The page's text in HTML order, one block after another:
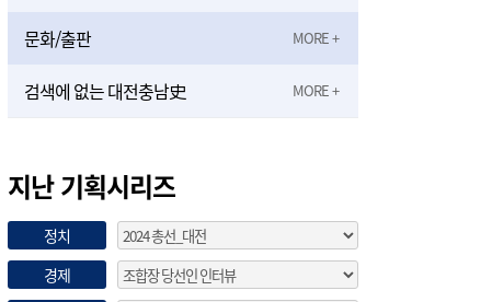
문화/출판
검색에 없는 대전충남史
지난 기획시리즈
정치
경제